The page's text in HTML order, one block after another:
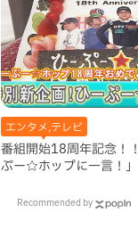
エンタメ,テレビ
番組開始18周年記念！
ぷー☆ホップに一言！」
Recommended by